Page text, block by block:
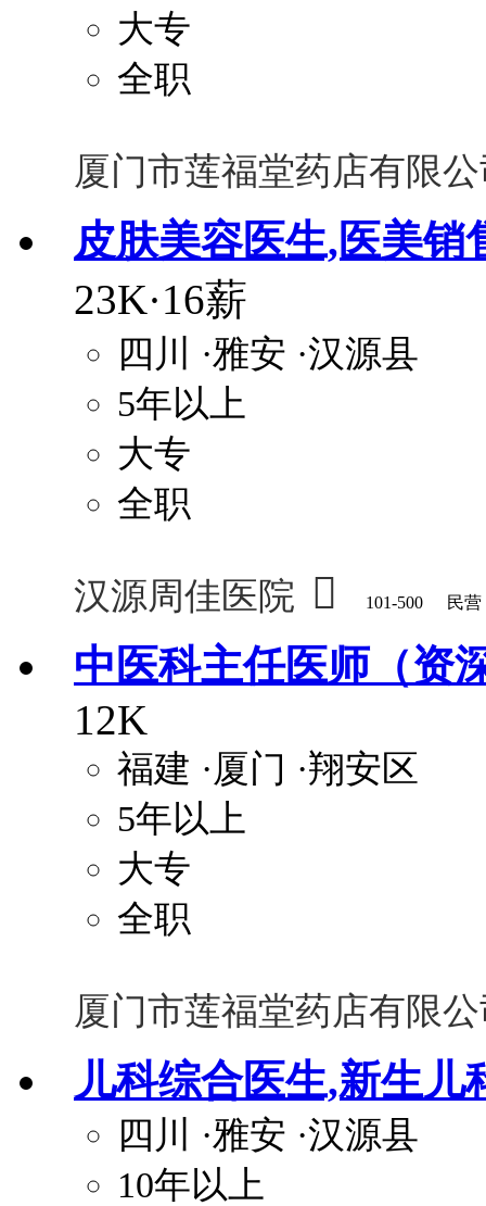
解决户口
员工旅游
大专
全职
厦门市莲福堂药店有限
皮肤美容医生,医美销
23K·16薪
四川 ·雅安 ·汉源县
5年以上
大专
全职
汉源周佳医院  101-500 民营
中医科主任医师（资
12K
福建 ·厦门 ·翔安区
5年以上
大专
全职
厦门市莲福堂药店有限
儿科综合医生,新生儿
四川 ·雅安 ·汉源县
10年以上